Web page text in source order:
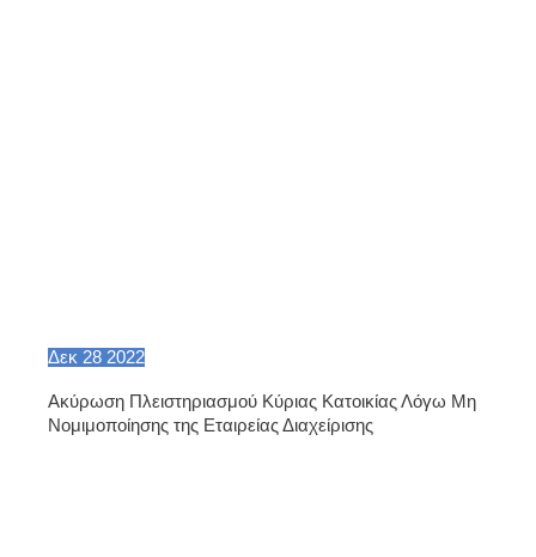
Δεκ 28 2022
Ακύρωση Πλειστηριασμού Κύριας Κατοικίας Λόγω Μη
Νομιμοποίησης της Εταιρείας Διαχείρισης